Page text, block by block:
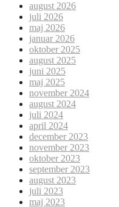
august 2026
juli 2026
maj 2026
januar 2026
oktober 2025
august 2025
juni 2025
maj 2025
november 2024
august 2024
juli 2024
april 2024
december 2023
november 2023
oktober 2023
september 2023
august 2023
juli 2023
maj 2023